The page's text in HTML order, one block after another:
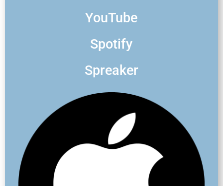
YouTube
Spotify
Spreaker